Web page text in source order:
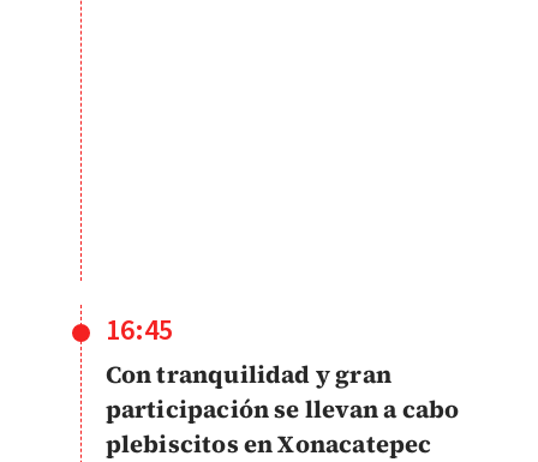
16:45
Con tranquilidad y gran
participación se llevan a cabo
plebiscitos en Xonacatepec